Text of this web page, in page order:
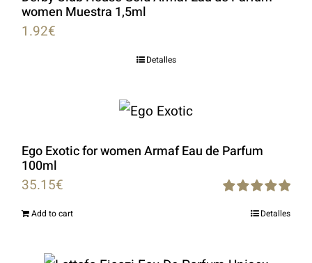
women Muestra 1,5ml
1.92€
Detalles
Ego Exotic for women Armaf Eau de Parfum
100ml
out of 5
35.15€
Add to cart Detalles